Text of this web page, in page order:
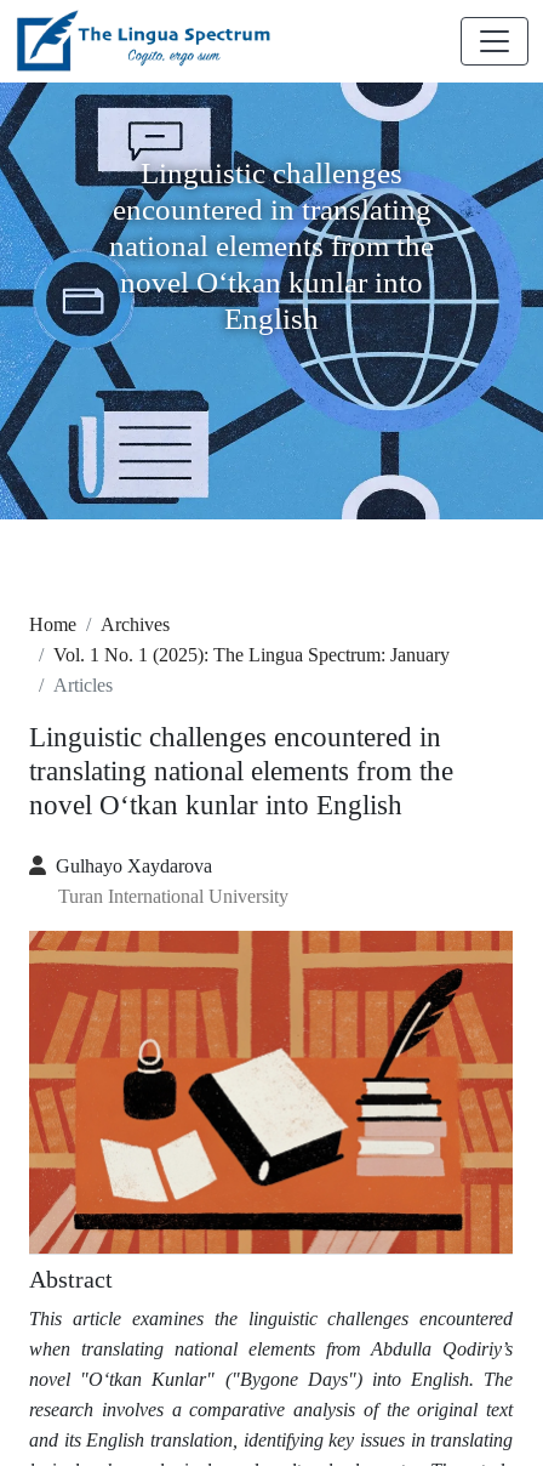
Linguistic challenges
encountered in translating
national elements from the
novel Oʻtkan kunlar into
English
Home
Archives
Vol. 1 No. 1 (2025): The Lingua Spectrum: January
Articles
Linguistic challenges encountered in
translating national elements from the
novel Oʻtkan kunlar into English
Gulhayo Xaydarova
Turan International University
Abstract
This article examines the linguistic challenges encountered
when translating national elements from Abdulla Qodiriy’s
novel "Oʻtkan Kunlar" ("Bygone Days") into English. The
research involves a comparative analysis of the original text
and its English translation, identifying key issues in translating